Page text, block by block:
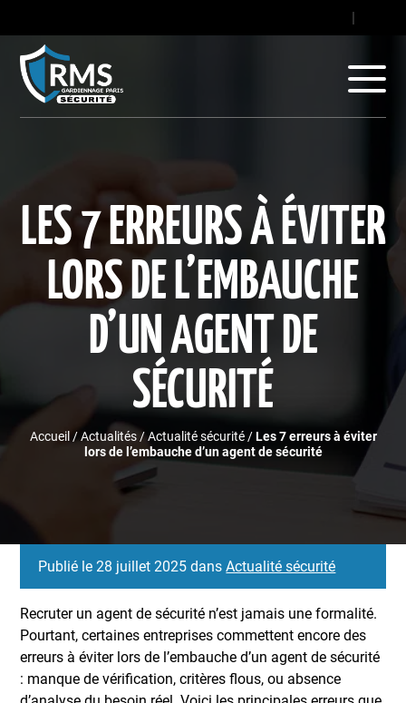
|
LES 7 ERREURS À ÉVITER
LORS DE L’EMBAUCHE
D’UN AGENT DE
SÉCURITÉ
Accueil /Actualités/Actualité sécurité/Les 7 erreurs à éviter
lors de l’embauche d’un agent de sécurité
Publié le 28 juillet 2025 dansActualité sécurité
Recruter un agent de sécurité n’est jamais une formalité.
Pourtant, certaines entreprises commettent encore des
erreurs à éviter lors de l’embauche d’un agent de sécurité
: manque de vérification, critères flous, ou absence